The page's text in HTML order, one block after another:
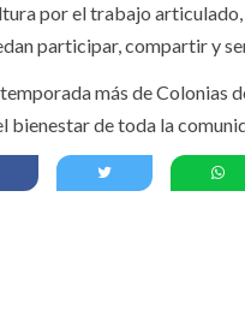
por el trabajo
participar, compartir y
más de
bienestar de toda la